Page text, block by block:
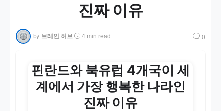
진짜 이유
by 브레인 허브 4 min read 0
핀란드와 북유럽 4개국이 세
계에서 가장 행복한 나라인
진짜 이유